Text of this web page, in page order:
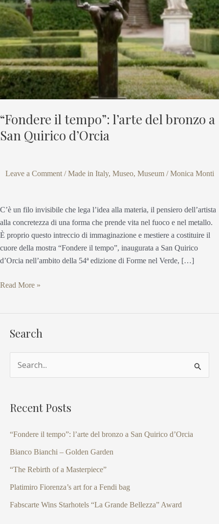
“Fondere il tempo”: l’arte del bronzo a
San Quirico d’Orcia
Leave a Comment /Made in Italy, Museo, Museum/Monica Monti
C’è un filo invisibile che lega l’idea alla materia, il pensiero dell’artista
alla concretezza di una forma che prende vita nel fuoco e nel metallo.
È proprio questo intreccio di immaginazione e mestiere a costituire il
cuore della mostra “Fondere il tempo”, inaugurata a San Quirico
d’Orcia nell’ambito della 54ª edizione di Forme nel Verde, […]
bronzo
a
San
Quirico
d’Orcia
Read More »
Search
c
:
Recent Posts
“Fondere il tempo”: l’arte del bronzo a San Quirico d’Orcia
Bianco Bianchi – Golden Garden
“The Rebirth of a Masterpiece”
Platimiro Fiorenza’s art for a Fendi bag
Fabscarte Wins Starhotels “La Grande Bellezza” Award